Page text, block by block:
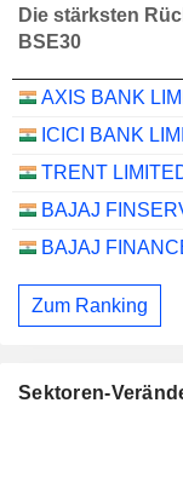
Die stärksten
BSE30
AXIS BANK
ICICI BANK
TRENT
BAJAJ
BAJAJ
Zum Ranking
Sektoren-